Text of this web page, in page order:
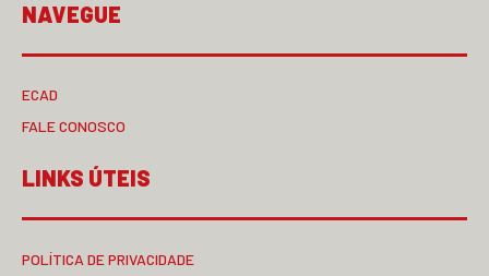
NAVEGUE
ECAD
FALE CONOSCO
LINKS ÚTEIS
POLÍTICA DE PRIVACIDADE